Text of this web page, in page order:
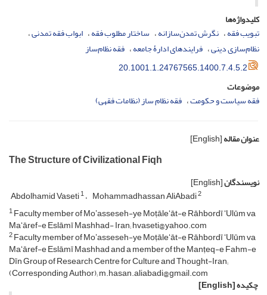
کلیدواژه‌ها
تبویب فقه نگرش تمدن‌سازانه ساختار مطلوب فقه ابواب فقه تمدنی
نظام‌سازی دینی فرایندهای ادارۀ جامعه فقه نظام‌ساز
20.1001.1.24767565.1400.7.4.5.2
موضوعات
فقه سیاست و حکومت فقه نظام ساز (نظامات فقهی)
عنوان مقاله[English]
The Structure of Civilizational Fiqh
نویسندگان[English]
Abdolhamid Vaseti1 Mohammadhassan AliAbadi2
1Faculty member of Moʼasseseh-ye Moṭāleʻāt-e Rāhbordī ʻUlūm va
Maʻāref-e Eslāmī Mashhad- Iran; hvaseti@yahoo.com
2Faculty member of Moʼasseseh-ye Moṭāleʻāt-e Rāhbordī ʻUlūm va
Maʻāref-e Eslāmī Mashhad and a member of the Manṭeq-e Fahm-e
Dīn Group of Research Centre for Culture and Thought-Iran;
(Corresponding Author); m.hasan.aliabadi@gmail.com
چکیده[English]